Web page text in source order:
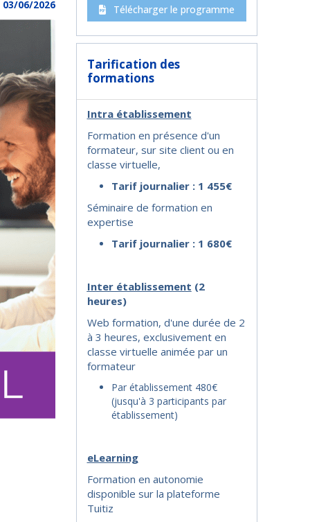
03/06/2026 Télécharger le programme
Tarification des
formations
Intra établissement
Formation en présence d'un
formateur, sur site client ou en
classe virtuelle,
Tarif journalier : 1 455€
Séminaire de formation en
expertise
Tarif journalier : 1 680€
Inter établissement (2
heures)
Web formation, d'une durée de 2
à 3 heures, exclusivement en
classe virtuelle animée par un
formateur
Par établissement 480€
(jusqu'à 3 participants par
établissement)
eLearning
Formation en autonomie
disponible sur la plateforme
Tuitiz